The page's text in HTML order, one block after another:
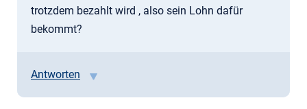
trotzdem bezahlt wird , also sein Lohn dafür
bekommt?
Antworten